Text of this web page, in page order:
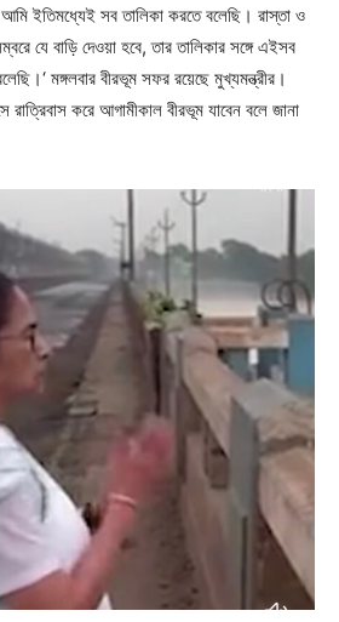
ইতিমধ্যেই সব তালিকা করতে বলেছি। রাস্তা ও
যে বাড়ি দেওয়া হবে, তার তালিকার সঙ্গে এইসব
মঙ্গলবার বীরভূম সফর রয়েছে মুখ্যমন্ত্রীর।
রাত্রিবাস করে আগামীকাল বীরভূম যাবেন বলে জানা